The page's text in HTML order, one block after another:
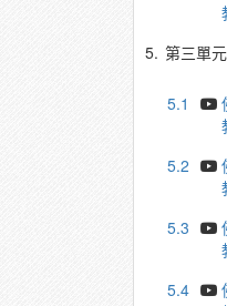
5. 第三單
5.1
5.2
5.3
5.4